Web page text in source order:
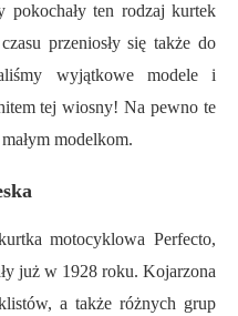
pokochały ten rodzaj kurtek
przeniosły się także do
wyjątkowe modele i
tej wiosny! Na pewno te
modelkom.
motocyklowa Perfecto,
już w 1928 roku. Kojarzona
a także różnych grup